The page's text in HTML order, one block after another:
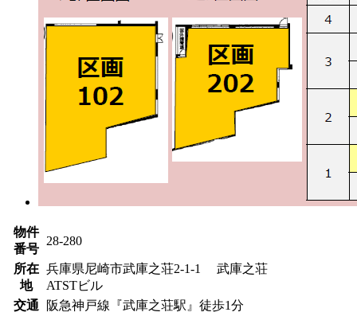
物件
番号
28-280
所在
地
兵庫県尼崎市武庫之荘2-1-1 武庫之荘
ATSTビル
交通
阪急神戸線『武庫之荘駅』徒歩1分